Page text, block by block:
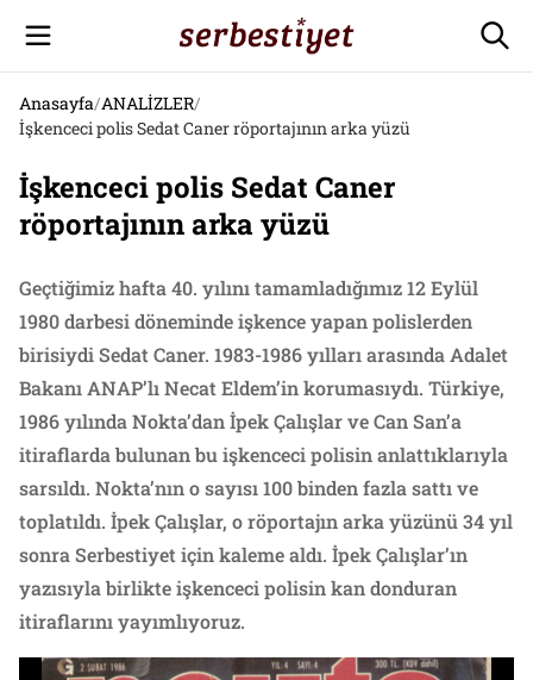
Anasayfa/ANALİZLER/
İşkenceci polis Sedat Caner röportajının arka yüzü
İşkenceci polis Sedat Caner
röportajının arka yüzü
Geçtiğimiz hafta 40. yılını tamamladığımız 12 Eylül
1980 darbesi döneminde işkence yapan polislerden
birisiydi Sedat Caner. 1983-1986 yılları arasında Adalet
Bakanı ANAP’lı Necat Eldem’in korumasıydı. Türkiye,
1986 yılında Nokta’dan İpek Çalışlar ve Can San’a
itiraflarda bulunan bu işkenceci polisin anlattıklarıyla
sarsıldı. Nokta’nın o sayısı 100 binden fazla sattı ve
toplatıldı. İpek Çalışlar, o röportajın arka yüzünü 34 yıl
sonra Serbestiyet için kaleme aldı. İpek Çalışlar’ın
yazısıyla birlikte işkenceci polisin kan donduran
itiraflarını yayımlıyoruz.